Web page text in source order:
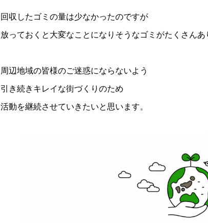
回収したゴミの量は少なかったのですが
放っておくと大変なことになりそうなゴミがたくさんあ
周辺地域の皆様のご迷惑にならないよう
引き続きキレイな街づくりのため
活動を継続させていきたいと思います。